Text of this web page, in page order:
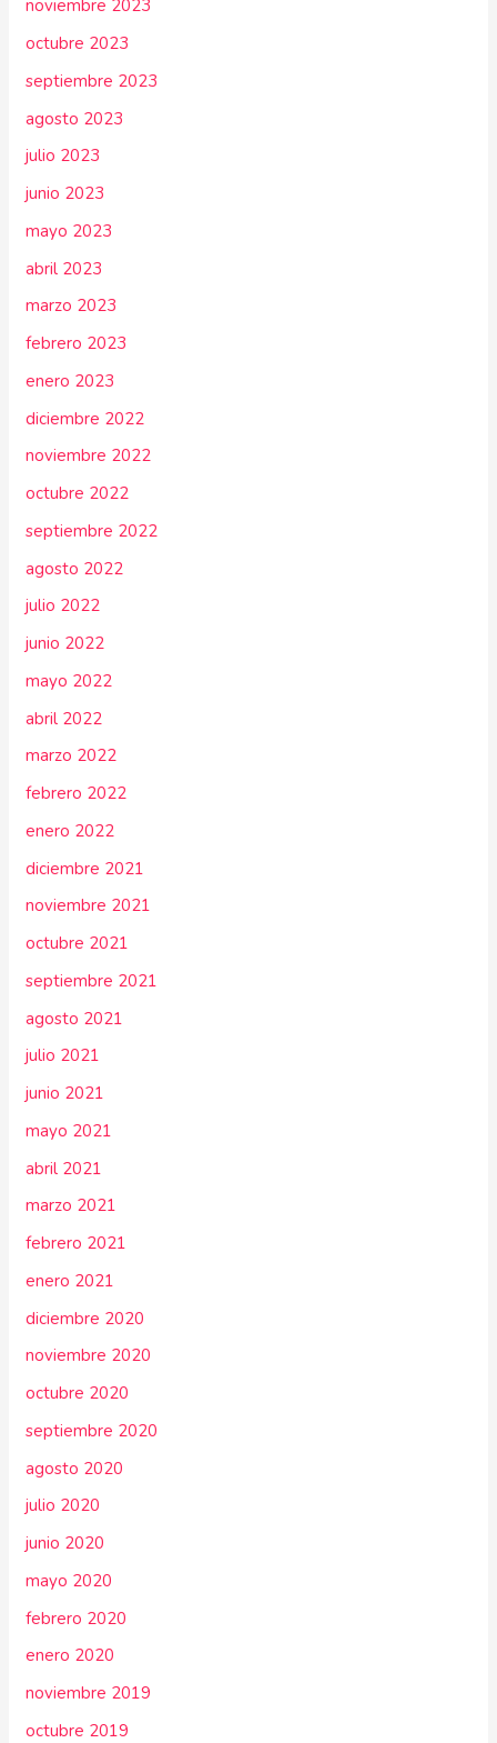
noviembre 2023
octubre 2023
septiembre 2023
agosto 2023
julio 2023
junio 2023
mayo 2023
abril 2023
marzo 2023
febrero 2023
enero 2023
diciembre 2022
noviembre 2022
octubre 2022
septiembre 2022
agosto 2022
julio 2022
junio 2022
mayo 2022
abril 2022
marzo 2022
febrero 2022
enero 2022
diciembre 2021
noviembre 2021
octubre 2021
septiembre 2021
agosto 2021
julio 2021
junio 2021
mayo 2021
abril 2021
marzo 2021
febrero 2021
enero 2021
diciembre 2020
noviembre 2020
octubre 2020
septiembre 2020
agosto 2020
julio 2020
junio 2020
mayo 2020
febrero 2020
enero 2020
noviembre 2019
octubre 2019